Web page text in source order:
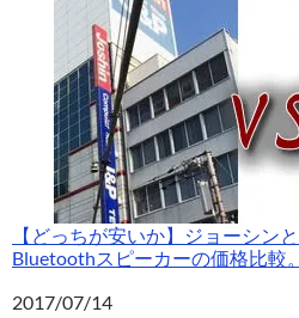
【どっちが安いか】ジョーシン
Bluetoothスピーカーの価格比較
日付
2017/07/14